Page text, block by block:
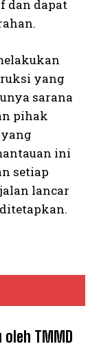
TMMD
dan dapat
yang
sarana
pihak
ini
setiap
lancar